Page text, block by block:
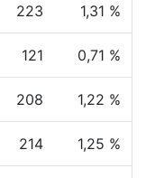
223 1,31 %
121 0,71 %
208 1,22 %
214 1,25 %